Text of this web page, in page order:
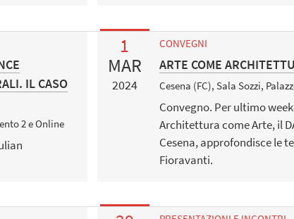
IL CASO
2 e Online
1
MAR
2024
CONVEGNI
ARTE COME
Cesena (FC), Sala Sozzi,
Convegno. Per ultimo
Architettura come Arte, il
Cesena, approfondisce le
Fioravanti.